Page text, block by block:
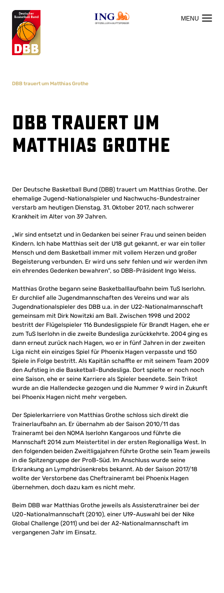
OFFIZIELLER HAUPTSPONSOR
DBB trauert um Matthias Grothe
DBB trauert um
Matthias Grothe
Der Deutsche Basketball Bund (DBB) trauert um Matthias Grothe. Der
ehemalige Jugend-Nationalspieler und Nachwuchs-Bundestrainer
verstarb am heutigen Dienstag, 31. Oktober 2017, nach schwerer
Krankheit im Alter von 39 Jahren.
„Wir sind entsetzt und in Gedanken bei seiner Frau und seinen beiden
Kindern. Ich habe Matthias seit der U18 gut gekannt, er war ein toller
Mensch und dem Basketball immer mit vollem Herzen und großer
Begeisterung verbunden. Er wird uns sehr fehlen und wir werden ihm
ein ehrendes Gedenken bewahren“, so DBB-Präsident Ingo Weiss.
Matthias Grothe begann seine Basketballlaufbahn beim TuS Iserlohn.
Er durchlief alle Jugendmannschaften des Vereins und war als
Jugendnationalspieler des DBB u.a. in der U22-Nationalmannschaft
gemeinsam mit Dirk Nowitzki am Ball. Zwischen 1998 und 2002
bestritt der Flügelspieler 116 Bundesligspiele für Brandt Hagen, ehe er
zum TuS Iserlohn in die zweite Bundesliga zurückkehrte. 2004 ging es
dann erneut zurück nach Hagen, wo er in fünf Jahren in der zweiten
Liga nicht ein einziges Spiel für Phoenix Hagen verpasste und 150
Spiele in Folge bestritt. Als Kapitän schaffte er mit seinem Team 2009
den Aufstieg in die Basketball-Bundesliga. Dort spielte er noch noch
eine Saison, ehe er seine Karriere als Spieler beendete. Sein Trikot
wurde an die Hallendecke gezogen und die Nummer 9 wird in Zukunft
bei Phoenix Hagen nicht mehr vergeben.
Der Spielerkarriere von Matthias Grothe schloss sich direkt die
Trainerlaufbahn an. Er übernahm ab der Saison 2010/11 das
Traineramt bei den NOMA Iserlohn Kangaroos und führte die
Mannschaft 2014 zum Meistertitel in der ersten Regionalliga West. In
den folgenden beiden Zweitligajahren führte Grothe sein Team jeweils
in die Spitzengruppe der ProB-Süd. Im Anschluss wurde seine
Erkrankung an Lymphdrüsenkrebs bekannt. Ab der Saison 2017/18
wollte der Verstorbene das Cheftraineramt bei Phoenix Hagen
übernehmen, doch dazu kam es nicht mehr.
Beim DBB war Matthias Grothe jeweils als Assistenztrainer bei der
U20-Nationalmannschaft (2010), einer U19-Auswahl bei der Nike
Global Challenge (2011) und bei der A2-Nationalmannschaft im
vergangenen Jahr im Einsatz.